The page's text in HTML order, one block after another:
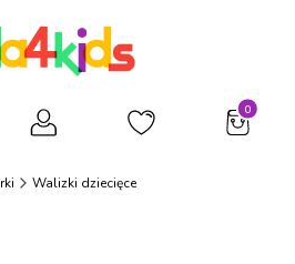
Walizki dziecięce